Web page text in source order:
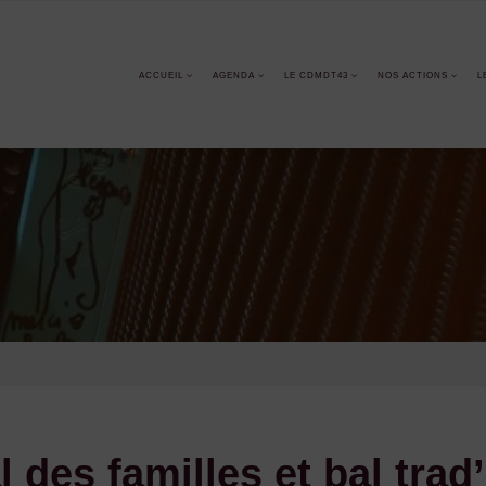
ACCUEIL AGENDA LE CDMDT43 NOS ACTIONS
des familles et bal